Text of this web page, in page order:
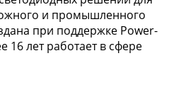
и промышленного
при поддержке Power-
16 лет работает в сфере